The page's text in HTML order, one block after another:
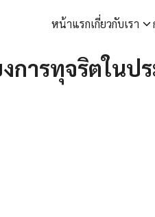
หน้าแรกเกี่ยวกับเรา
การทุจริตใน